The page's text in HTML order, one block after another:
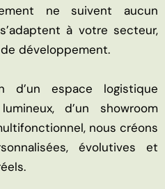
ne suivent aucun
à votre secteur,
développement.
d’un espace logistique
d’un showroom
nous créons
évolutives et